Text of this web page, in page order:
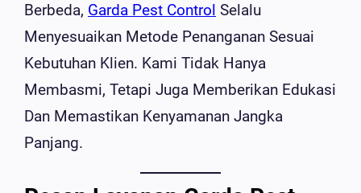
Berbeda, Garda Pest Control Selalu
Menyesuaikan Metode Penanganan Sesuai
Kebutuhan Klien. Kami Tidak Hanya
Membasmi, Tetapi Juga Memberikan Edukasi
Dan Memastikan Kenyamanan Jangka
Panjang.